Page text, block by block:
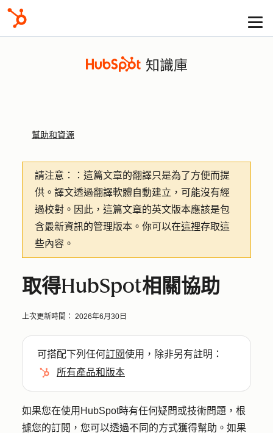
知識庫
幫助和資源
請注意：
：這篇文章的翻譯只是為了方便而提
供。譯文透過翻譯軟體自動建立，可能沒有經
過校對。因此，這篇文章的英文版本應該是包
含最新資訊的管理版本。你可以在這裡存取這
些內容。
取得HubSpot相關協助
上次更新時間： 2026年6月30日
可搭配下列任何訂閱使用，除非另有註明：
所有產品和版本
如果您在使用HubSpot時有任何疑問或技術問題，根
據您的訂閱，您可以透過不同的方式獲得幫助。如果